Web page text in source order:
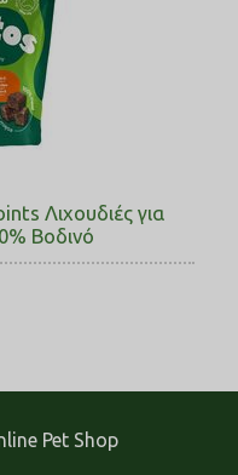
Λιχουδιές για
Βοδινό
Pet Shop